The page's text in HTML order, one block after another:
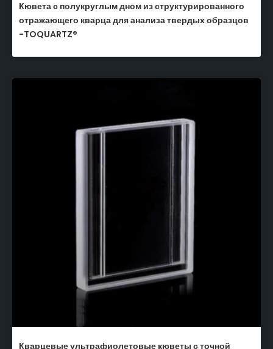
Кювета с полукруглым дном из структурированного
отражающего кварца для анализа твердых образцов
-TOQUARTZ®
Кварцевые ультрафиолетовые кюветы с точной